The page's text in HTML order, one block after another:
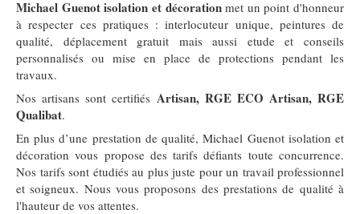
Michael Guenot isolation et décorationmet un point d'honneur
à respecter ces pratiques : interlocuteur unique, peintures de
qualité, déplacement gratuit mais aussi etude et conseils
personnalisés ou mise en place de protections pendant les
travaux.
Nos artisans sont certifiés Artisan, RGE ECO Artisan, RGE
Qualibat.
En plus d’une prestation de qualité, Michael Guenot isolation et
décoration vous propose des tarifs défiants toute concurrence.
Nos tarifs sont étudiés au plus juste pour un travail professionnel
et soigneux. Nous vous proposons des prestations de qualité à
l'hauteur de vos attentes.